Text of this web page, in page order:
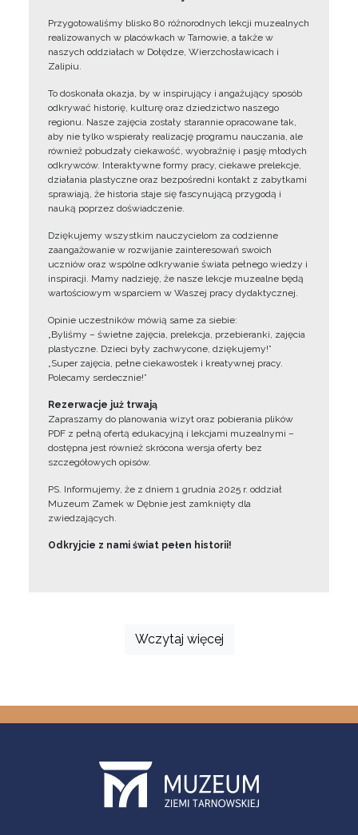
Przygotowaliśmy blisko 80 różnorodnych lekcji muzealnych
realizowanych w placówkach w Tarnowie, a także w
naszych oddziałach w Dołędze, Wierzchosławicach i
Zalipiu.
To doskonała okazja, by w inspirujący i angażujący sposób
odkrywać historię, kulturę oraz dziedzictwo naszego
regionu. Nasze zajęcia zostały starannie opracowane tak,
aby nie tylko wspierały realizację programu nauczania, ale
również pobudzały ciekawość, wyobraźnię i pasję młodych
odkrywców. Interaktywne formy pracy, ciekawe prelekcje,
działania plastyczne oraz bezpośredni kontakt z zabytkami
sprawiają, że historia staje się fascynującą przygodą i
nauką poprzez doświadczenie.
Dziękujemy wszystkim nauczycielom za codzienne
zaangażowanie w rozwijanie zainteresowań swoich
uczniów oraz wspólne odkrywanie świata pełnego wiedzy i
inspiracji. Mamy nadzieję, że nasze lekcje muzealne będą
wartościowym wsparciem w Waszej pracy dydaktycznej.
Opinie uczestników mówią same za siebie:
„Byliśmy – świetne zajęcia, prelekcja, przebieranki, zajęcia
plastyczne. Dzieci były zachwycone, dziękujemy!”
„Super zajęcia, pełne ciekawostek i kreatywnej pracy.
Polecamy serdecznie!”
Rezerwacje już trwają
Zapraszamy do planowania wizyt oraz pobierania plików
PDF z pełną ofertą edukacyjną i lekcjami muzealnymi –
dostępna jest również skrócona wersja oferty bez
szczegółowych opisów.
PS. Informujemy, że z dniem 1 grudnia 2025 r. oddział
Muzeum Zamek w Dębnie jest zamknięty dla
zwiedzających.
Odkryjcie z nami świat pełen historii!
Wczytaj więcej